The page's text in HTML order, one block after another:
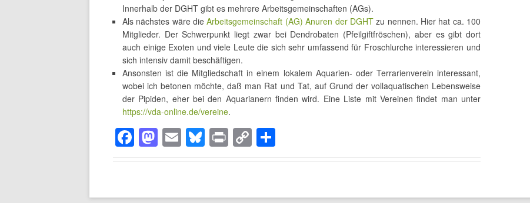
Innerhalb der DGHT gibt es mehrere Arbeitsgemeinschaften (AGs).
Als nächstes wäre dieArbeitsgemeinschaft (AG) Anuren der DGHTzu nennen. Hier hat ca. 100
Mitglieder. Der Schwerpunkt liegt zwar bei Dendrobaten (Pfeilgiftfröschen), aber es gibt dort
auch einige Exoten und viele Leute die sich sehr umfassend für Froschlurche interessieren und
sich intensiv damit beschäftigen.
Ansonsten ist die Mitgliedschaft in einem lokalem Aquarien- oder Terrarienverein interessant,
wobei ich betonen möchte, daß man Rat und Tat, auf Grund der vollaquatischen Lebensweise
der Pipiden, eher bei den Aquarianern finden wird. Eine Liste mit Vereinen findet man unter
https://vda-online.de/vereine.
F
e
M
o
E Bl
sk
Pr C
y n